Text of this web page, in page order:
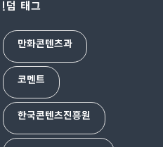
랜덤 태그
만화콘텐츠과
코멘트
한국콘텐츠진흥원